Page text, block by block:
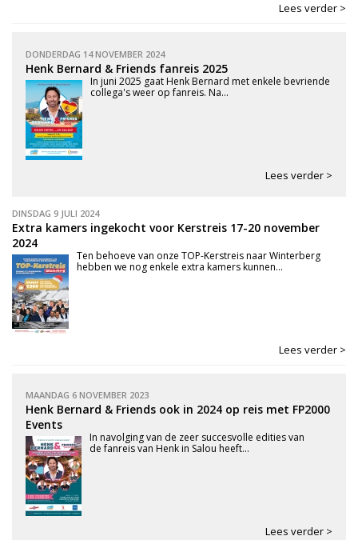
Lees verder >
DONDERDAG 14 NOVEMBER 2024
Henk Bernard & Friends fanreis 2025
In juni 2025 gaat Henk Bernard met enkele bevriende
collega's weer op fanreis. Na...
Lees verder >
DINSDAG 9 JULI 2024
Extra kamers ingekocht voor Kerstreis 17-20 november
2024
Ten behoeve van onze TOP-Kerstreis naar Winterberg
hebben we nog enkele extra kamers kunnen...
Lees verder >
MAANDAG 6 NOVEMBER 2023
Henk Bernard & Friends ook in 2024 op reis met FP2000
Events
In navolging van de zeer succesvolle edities van
de fanreis van Henk in Salou heeft...
Lees verder >